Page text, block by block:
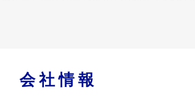
会社情報